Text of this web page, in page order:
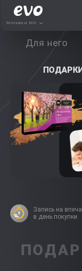
Москва и МО
Для него
Запись на
в день покупки